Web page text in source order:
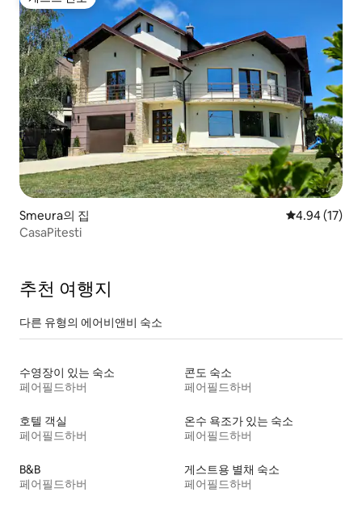
게스트 선호
Smeura의 집 평점 4.94점
4.94 (17)
CasaPitesti
추천 여행지
다른 유형의 에어비앤비 숙소
수영장이 있는 숙소
페어필드하버
콘도 숙소
페어필드하버
호텔 객실
페어필드하버
온수 욕조가 있는 숙소
페어필드하버
B&B
페어필드하버
게스트용 별채 숙소
페어필드하버